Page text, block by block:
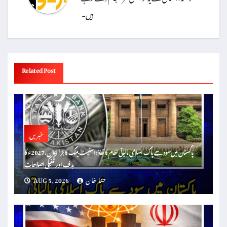
ہیں۔
Related Post
خبریں
پاکستان میں سود سے پاک اسلامی مالیاتی نظام کا نفاذ: اسٹیٹ بینک کا بڑا اعلان، 2027ء کا
ہدف اور تکنیکی اصلاحات
AUG 5, 2026
حنا خان